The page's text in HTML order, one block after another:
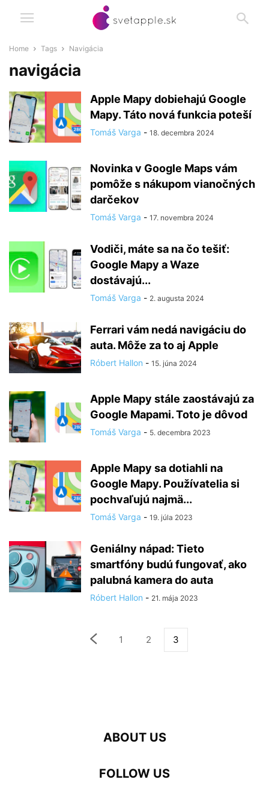
Home Tags Navigácia
navigácia
Apple Mapy dobiehajú Google
Mapy. Táto nová funkcia poteší
Tomáš Varga - 18. decembra 2024
Novinka v Google Maps vám
pomôže s nákupom vianočných
darčekov
Tomáš Varga - 17. novembra 2024
Vodiči, máte sa na čo tešiť:
Google Mapy a Waze
dostávajú...
Tomáš Varga - 2. augusta 2024
Ferrari vám nedá navigáciu do
auta. Môže za to aj Apple
Róbert Hallon - 15. júna 2024
Apple Mapy stále zaostávajú za
Google Mapami. Toto je dôvod
Tomáš Varga - 5. decembra 2023
Apple Mapy sa dotiahli na
Google Mapy. Používatelia si
pochvaľujú najmä...
Tomáš Varga - 19. júla 2023
Geniálny nápad: Tieto
smartfóny budú fungovať, ako
palubná kamera do auta
Róbert Hallon - 21. mája 2023
1 2 3
ABOUT US
FOLLOW US